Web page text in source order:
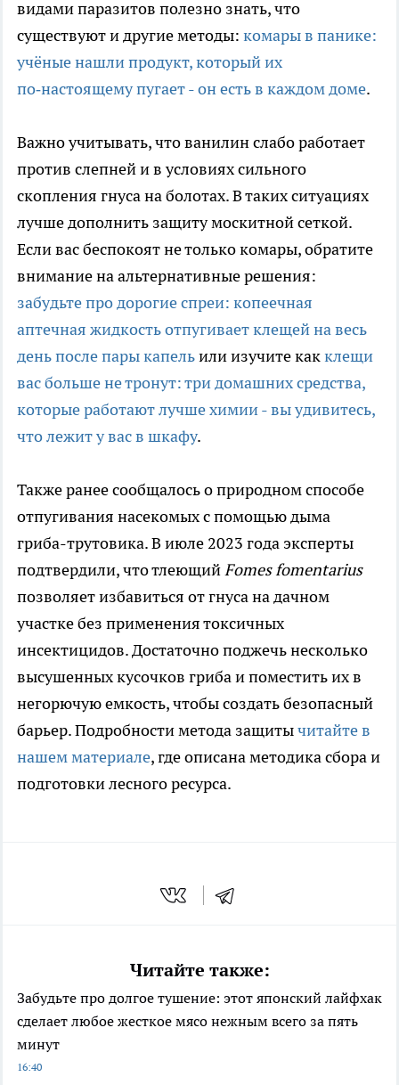
видами паразитов полезно знать, что
существуют и другие методы: комары в панике:
учёные нашли продукт, который их
по‑настоящему пугает - он есть в каждом доме.
Важно учитывать, что ванилин слабо работает
против слепней и в условиях сильного
скопления гнуса на болотах. В таких ситуациях
лучше дополнить защиту москитной сеткой.
Если вас беспокоят не только комары, обратите
внимание на альтернативные решения:
забудьте про дорогие спреи: копеечная
аптечная жидкость отпугивает клещей на весь
день после пары капельили изучите какклещи
вас больше не тронут: три домашних средства,
которые работают лучше химии - вы удивитесь,
что лежит у вас в шкафу.
Также ранее сообщалось о природном способе
отпугивания насекомых с помощью дыма
гриба-трутовика. В июле 2023 года эксперты
подтвердили, что тлеющийFomes fomentarius
позволяет избавиться от гнуса на дачном
участке без применения токсичных
инсектицидов. Достаточно поджечь несколько
высушенных кусочков гриба и поместить их в
негорючую емкость, чтобы создать безопасный
барьер. Подробности метода защитычитайте в
нашем материале, где описана методика сбора и
подготовки лесного ресурса.
Читайте также:
Забудьте про долгое тушение: этот японский лайфхак
сделает любое жесткое мясо нежным всего за пять
минут
16:40